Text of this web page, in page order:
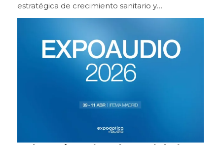
estratégica de crecimiento sanitario y
empresarial. Beltone participa un año más en
profesional del sector óptico y audiológico en
España, que se celebra del 9 al 11 de abril en
IFEMA Madrid (pabellón 10, stand E12). Con
motivo de esta edición, la compañía presentará
un espacio expositivo orientado a la experiencia
podrán interactuar con las soluciones
aplicación práctica en el ámbito audiológico.
Ubicación: Stand Beltone. Pabellón 10 | 10E12